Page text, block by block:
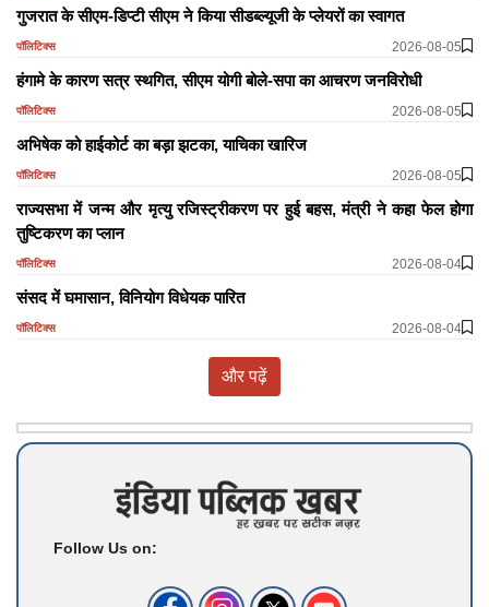
गुजरात के सीएम-डिप्टी सीएम ने किया सीडब्ल्यूजी के प्लेयरों का स्वागत
पॉलिटिक्स 2026-08-05
हंगामे के कारण सत्र स्थगित, सीएम योगी बोले-सपा का आचरण जनविरोधी
पॉलिटिक्स 2026-08-05
अभिषेक को हाईकोर्ट का बड़ा झटका, याचिका खारिज
पॉलिटिक्स 2026-08-05
राज्यसभा में जन्म और मृत्यु रजिस्ट्रीकरण पर हुई बहस, मंत्री ने कहा फेल होगा
तुष्टिकरण का प्लान
पॉलिटिक्स 2026-08-04
​​​​​​​संसद में घमासान, विनियोग विधेयक पारित
पॉलिटिक्स 2026-08-04
और पढ़ें
Follow Us on: